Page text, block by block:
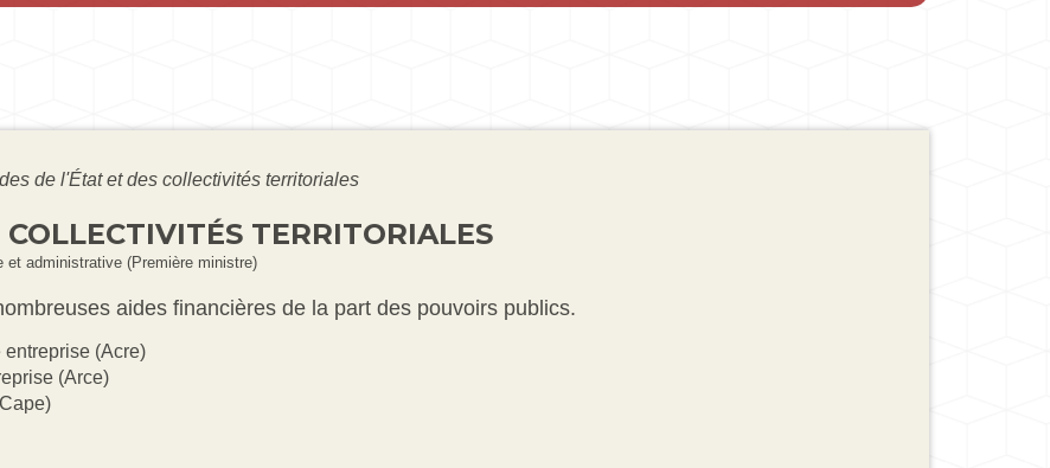
de l'État et des collectivités territoriales
TERRITORIALES
et administrative (Première ministre)
aides financières de la part des pouvoirs publics.
(Acre)
(Arce)